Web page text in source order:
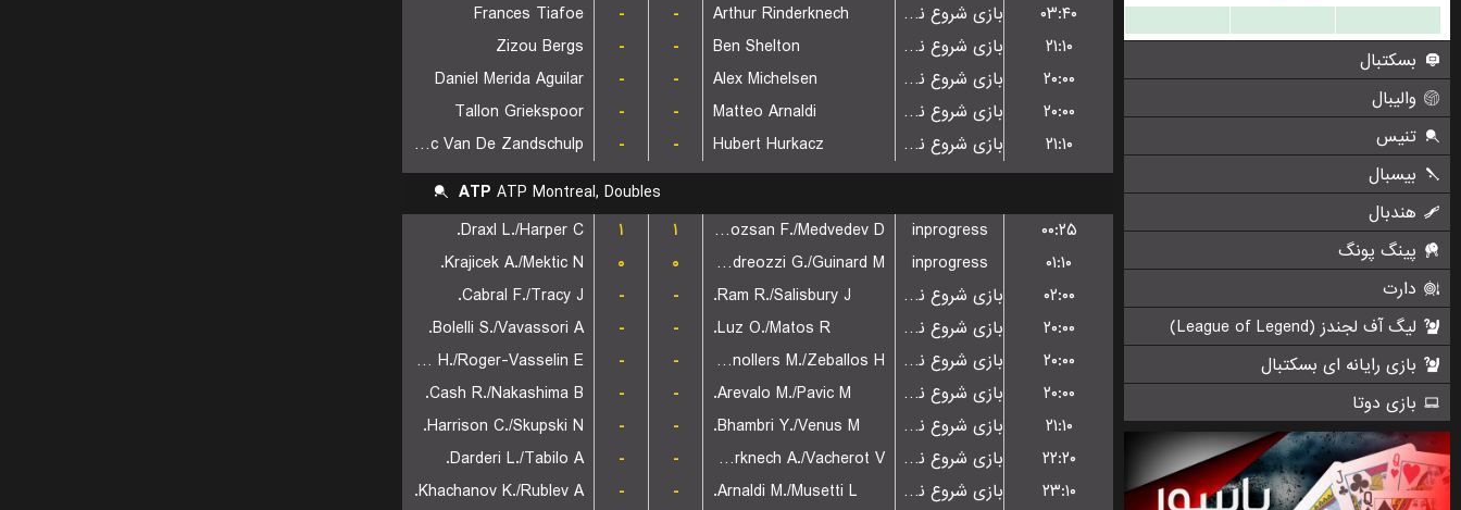
Frances Tiafoe
- - Arthur Rinderknech بازی شروع نشده است
۰۳:۴۰
Zizou Bergs
- - Ben Shelton بازی شروع نشده است
۲۱:۱۰
Daniel Merida Aguilar
- - Alex Michelsen بازی شروع نشده است
۲۰:۰۰
Tallon Griekspoor
- - Matteo Arnaldi بازی شروع نشده است
۲۰:۰۰
Botic Van De Zandschulp
- - Hubert Hurkacz بازی شروع نشده است
۲۱:۱۰
ATP ATP Montreal, Doubles
Draxl L./Harper C.
۱ ۱ Marozsan F./Medvedev D. inprogress
۰۰:۲۵
Krajicek A./Mektic N.
۰ ۰ Andreozzi G./Guinard M. inprogress
۰۱:۱۰
Cabral F./Tracy J.
- - Ram R./Salisbury J. بازی شروع نشده است
۰۲:۰۰
Bolelli S./Vavassori A.
- - Luz O./Matos R. بازی شروع نشده است
۲۰:۰۰
Nys H./Roger-Vasselin E.
- - Granollers M./Zeballos H. بازی شروع نشده است
۲۰:۰۰
Cash R./Nakashima B.
- - Arevalo M./Pavic M. بازی شروع نشده است
۲۰:۰۰
Harrison C./Skupski N.
- - Bhambri Y./Venus M. بازی شروع نشده است
۲۱:۱۰
Darderi L./Tabilo A.
- - Rinderknech A./Vacherot V. بازی شروع نشده است
۲۲:۲۰
Khachanov K./Rublev A.
- - Arnaldi M./Musetti L. بازی شروع نشده است
۲۳:۱۰